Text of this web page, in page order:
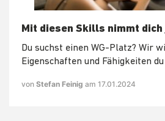
Mit diesen Skills nimmt dich
Du suchst einen WG-Platz? Wir
Eigenschaften und Fähigkeiten
von Stefan Feinig am 17.01.2024